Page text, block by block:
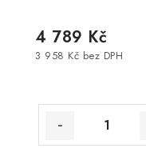
3 958 Kč bez DPH
4 789 Kč